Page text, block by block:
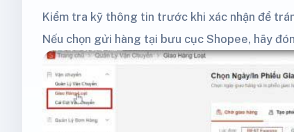
Kiểm tra kỹ thông tin trước khi xác nhận để
Nếu chọn gửi hàng tại bưu cục Shopee, hãy